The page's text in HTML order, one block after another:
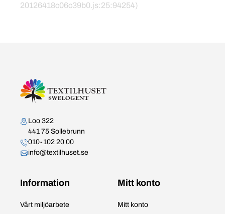
20126418c06c39b0.js:25:94254)
Kontakta oss
Loo 322
441 75 Sollebrunn
010-102 20 00
info@textilhuset.se
Information
Vårt miljöarbete
Mitt konto
Mitt konto